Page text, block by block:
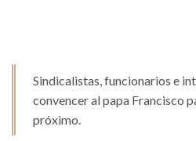
Sindicalistas, funcionarios e
convencer al papa Francisco
próximo.